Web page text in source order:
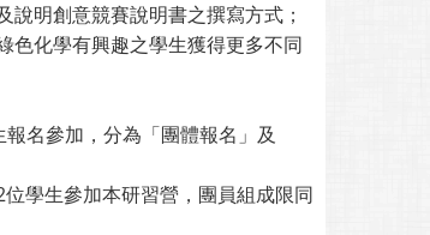
明創意競賽說明書之撰寫方式；
色化學有興趣之學生獲得更多不同
名參加，分為「團體報名」及
學生參加本研習營，團員組成限同